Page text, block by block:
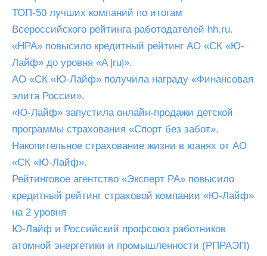
ТОП-50 лучших компаний по итогам
Всероссийского рейтинга работодателей hh.ru.
«НРА» повысило кредитный рейтинг АО «СК «Ю-
Лайф» до уровня «A |ru|».
АО «СК «Ю-Лайф» получила награду «Финансовая
элита России».
«Ю-Лайф» запустила онлайн-продажи детской
программы страхования «Спорт без забот».
Накопительное страхование жизни в юанях от АО
«СК «Ю-Лайф».
Рейтинговое агентство «Эксперт РА» повысило
кредитный рейтинг страховой компании «Ю-Лайф»
на 2 уровня
Ю-Лайф и Российский профсоюз работников
атомной энергетики и промышленности (РПРАЭП)